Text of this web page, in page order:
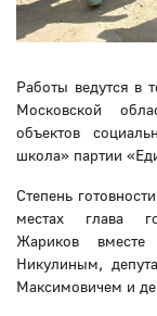
Работы ведутся в
Московской
объектов
школа» партии
Степень
местах глава
Жариков вместе
Никулиным,
Максимовичем и